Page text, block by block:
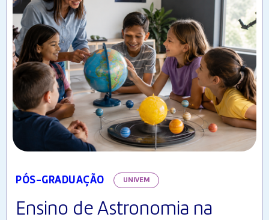
PÓS-GRADUAÇÃO UNIVEM
Ensino de Astronomia na